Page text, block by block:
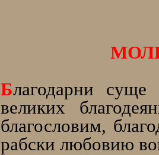
Благодарни
великих
благословим,
рабски любовию